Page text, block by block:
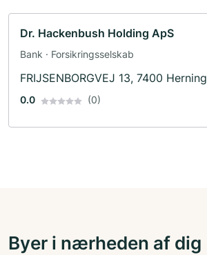
Dr. Hackenbush Holding ApS
Bank · Forsikringsselskab
FRIJSENBORGVEJ 13, 7400 Herning
0.0 (0)
Byer i nærheden af dig